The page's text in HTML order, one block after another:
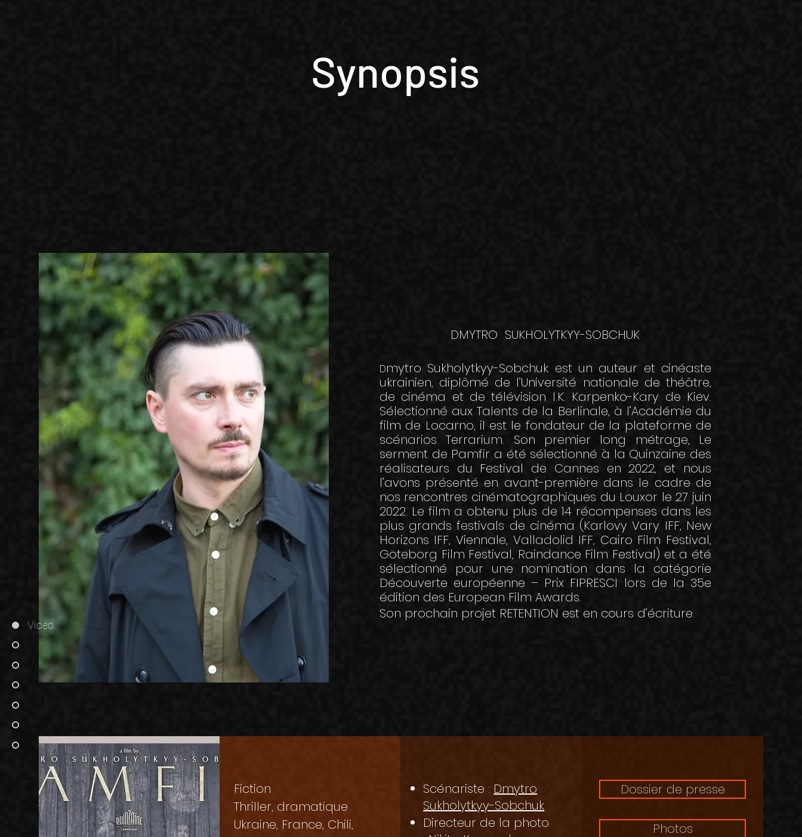
Vidéo
Synopsis
DMYTRO SUKHOLYTKYY-SOBCHUK
Dmytro Sukholytkyy-Sobchuk est un auteur et cinéaste
ukrainien, diplômé de l’Université nationale de théâtre,
de cinéma et de télévision I.K. Karpenko-Kary de Kiev.
Sélectionné aux Talents de la Berlinale, à l’Académie du
film de Locarno, il est le fondateur de la plateforme de
scénarios Terrarium. Son premier long métrage, Le
serment de Pamfir a été sélectionné à la Quinzaine des
réalisateurs du Festival de Cannes en 2022, et nous
l’avons présenté en avant-première dans le cadre de
nos rencontres cinématographiques du Louxor le 27 juin
2022. Le film a obtenu plus de 14 récompenses dans les
plus grands festivals de cinéma (Karlovy Vary IFF, New
Horizons IFF, Viennale, Valladolid IFF, Cairo Film Festival,
Göteborg Film Festival, Raindance Film Festival) et a été
sélectionné pour une nomination dans la catégorie
Découverte européenne – Prix FIPRESCI lors de la 35e
édition des European Film Awards.
Son prochain projet RETENTION est en cours d’écriture.
Fiction
Thriller, dramatique
Ukraine, France, Chili,
Scénariste : Dmytro
Sukholytkyy-Sobchuk
Directeur de la photo
Dossier de presse
Photos